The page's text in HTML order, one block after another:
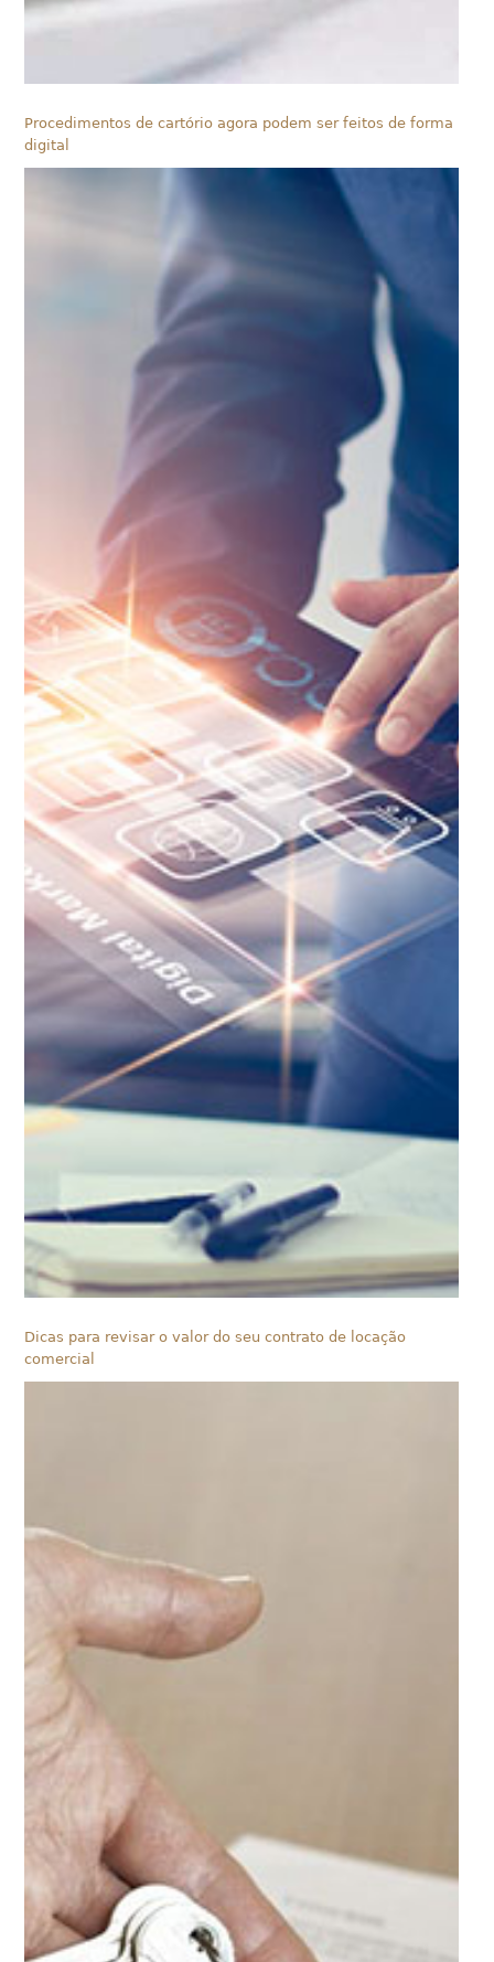
Procedimentos de cartório agora podem ser feitos de forma
digital
Dicas para revisar o valor do seu contrato de locação
comercial